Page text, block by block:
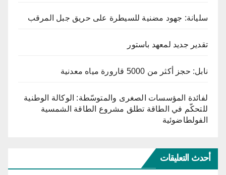
سليانة: جهود مضنية للسيطرة على حريق جبل المرقب
تقدير جديد لمعهد باستور
نابل: حجز أكثر من 5000 قارورة مياه معدنية
لفائدة المؤسسات الصغرى والمتوسّطة: الوكالة الوطنية
للتحكّم في الطاقة تطلق مشروع الطاقة الشمسية
الفولطاضوئية
أحدث التعليقات